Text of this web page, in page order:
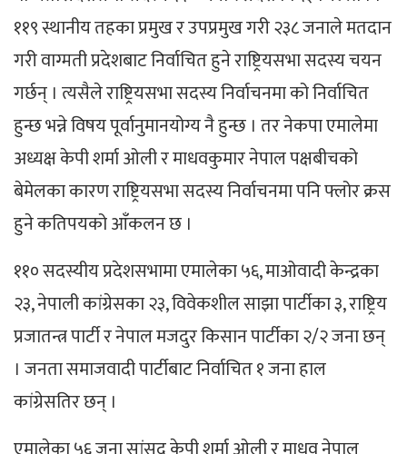
११९ स्थानीय तहका प्रमुख र उपप्रमुख गरी २३८ जनाले मतदान
गरी वाग्मती प्रदेशबाट निर्वाचित हुने राष्ट्रियसभा सदस्य चयन
गर्छन् । त्यसैले राष्ट्रियसभा सदस्य निर्वाचनमा को निर्वाचित
हुन्छ भन्ने विषय पूर्वानुमानयोग्य नै हुन्छ । तर नेकपा एमालेमा
अध्यक्ष केपी शर्मा ओली र माधवकुमार नेपाल पक्षबीचको
बेमेलका कारण राष्ट्रियसभा सदस्य निर्वाचनमा पनि फ्लोर क्रस
हुने कतिपयको आँकलन छ ।
११० सदस्यीय प्रदेशसभामा एमालेका ५६, माओवादी केन्द्रका
२३, नेपाली कांग्रेसका २३, विवेकशील साझा पार्टीका ३, राष्ट्रिय
प्रजातन्त्र पार्टी र नेपाल मजदुर किसान पार्टीका २/२ जना छन्
। जनता समाजवादी पार्टीबाट निर्वाचित १ जना हाल
कांग्रेसतिर छन् ।